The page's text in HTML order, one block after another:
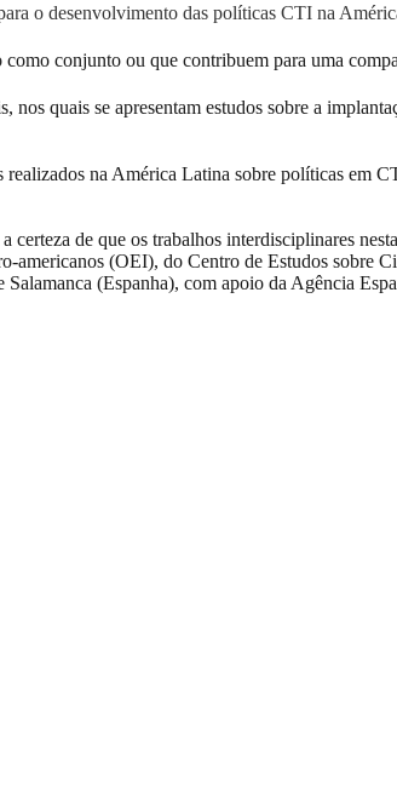
o desenvolvimento das políticas CTI na
conjunto ou que contribuem para uma
nos quais se apresentam estudos sobre a
na América Latina sobre políticas em
de que os trabalhos interdisciplinares
americanos (OEI), do Centro de Estudos sobre
(Espanha), com apoio da Agência